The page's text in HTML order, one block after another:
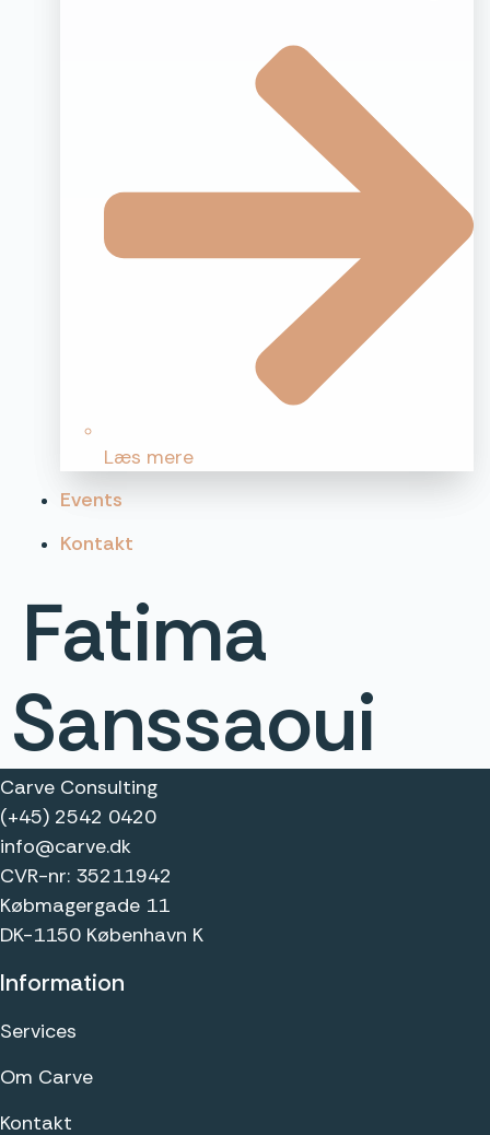
Læs mere
Events
Kontakt
Fatima
Sanssaoui
Carve Consulting
(+45) 2542 0420
info@carve.dk
CVR-nr: 35211942
Købmagergade 11
DK-1150 København K
Information
Services
Om Carve
Kontakt